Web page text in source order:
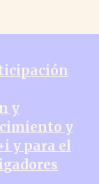
y
y
y para el